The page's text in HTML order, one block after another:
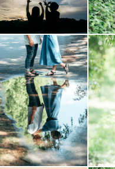
ご自身にて申請を行な
不安な場合はサポート
い。
お宮参り、七五三など
神社・お寺にカメラマ
問い合わせください。
外部業者のカメラマン
寺もございますので、
ズです。